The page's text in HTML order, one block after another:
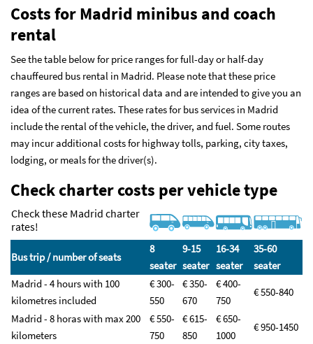
Costs for Madrid minibus and coach
rental
See the table below for price ranges for full-day or half-day
chauffeured bus rental in Madrid. Please note that these price
ranges are based on historical data and are intended to give you an
idea of the current rates. These rates for bus services in Madrid
include the rental of the vehicle, the driver, and fuel. Some routes
may incur additional costs for highway tolls, parking, city taxes,
lodging, or meals for the driver(s).
Check charter costs per vehicle type
Check these Madrid charter
rates!
Bus trip / number of seats
8
seater
9-15
seater
16-34
seater
35-60
seater
Madrid - 4 hours with 100
kilometres included
€ 300-
550
€ 350-
670
€ 400-
750
€ 550-840
Madrid - 8 horas with max 200
kilometers
€ 550-
750
€ 615-
850
€ 650-
1000
€ 950-1450